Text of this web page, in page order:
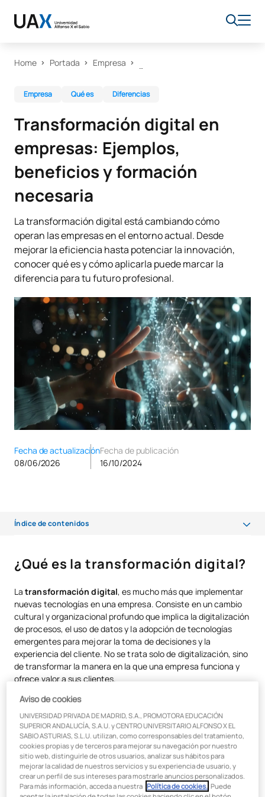
Home Portada Empresa
Empresa Qué es Diferencias
Transformación digital en
empresas: Ejemplos,
beneficios y formación
necesaria
La transformación digital está cambiando cómo
operan las empresas en el entorno actual. Desde
mejorar la eficiencia hasta potenciar la innovación,
conocer qué es y cómo aplicarla puede marcar la
diferencia para tu futuro profesional.
Fecha de actualización
08/06/2026
Fecha de publicación
16/10/2024
Índice de contenidos
¿Cuál es la diferencia entre digitalización y transformación digital?
Los 5 pilares de la transformación digital empresarial
Tecnologías clave en la transformación digital
Beneficios de la transformación digital
Ejemplos de empresas que aplican transformación digital
transformación digital?
¿Qué es la transformación digital?
Latransformación digital, es mucho más que implementar
nuevas tecnologías en una empresa. Consiste en un cambio
cultural y organizacional profundo que implica la digitalización
de procesos, el uso de datos y la adopción de tecnologías
emergentes para mejorar la toma de decisiones y la
experiencia del cliente. No se trata solo de digitalización, sino
de transformar la manera en la que una empresa funciona y
ofrece valor a sus clientes.
¿Cuál es la diferencia entre
digitalización y transformación
digital?
Ladigitalizaciónimplica convertir procesos y documentos
Aviso de cookies
UNIVERSIDAD PRIVADA DE MADRID, S.A., PROMOTORA EDUCACIÓN
SUPERIOR ANDALUCÍA, S.A.U. y CENTRO UNIVERSITARIO ALFONSO X EL
SABIO ASTURIAS, S.L.U. utilizan, como corresponsables del tratamiento,
cookies propias y de terceros para mejorar su navegación por nuestro
sitio web, distinguirle de otros usuarios, analizar sus hábitos para
mejorar la calidad de nuestros servicios y su experiencia de usuario, y
crear un perfil de sus intereses para mostrarle anuncios personalizados.
Para más información, acceda a nuestra Política de cookies. . Puede